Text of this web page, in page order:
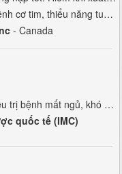
ở tim, tăng huyết áp động mạch, chứng loạn nhịp đi kèm thiểu ...
- Canada
- Giúp đem lại giấc ngủ tự nhiên và cải thiện chất lượng giấc ...
quốc tế (IMC)